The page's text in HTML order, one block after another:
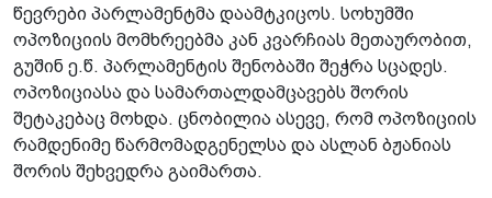
წევრები პარლამენტმა დაამტკიცოს. სოხუმში
ოპოზიციის მომხრეებმა კან კვარჩიას მეთაურობით,
გუშინ ე.წ. პარლამენტის შენობაში შეჭრა სცადეს.
ოპოზიციასა და სამართალდამცავებს შორის
შეტაკებაც მოხდა. ცნობილია ასევე, რომ ოპოზიციის
რამდენიმე წარმომადგენელსა და ასლან ბჟანიას
შორის შეხვედრა გაიმართა.